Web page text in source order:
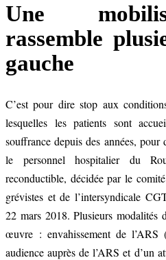
Une
rassemble
gauche
C’est pour dire stop aux
lesquelles les patients sont
souffrance depuis des années,
le personnel hospitalier du
reconductible, décidée par le
grévistes et de l’intersyndicale
22 mars 2018. Plusieurs modalités
œuvre : envahissement de l’ARS
audience auprès de l’ARS et d’un